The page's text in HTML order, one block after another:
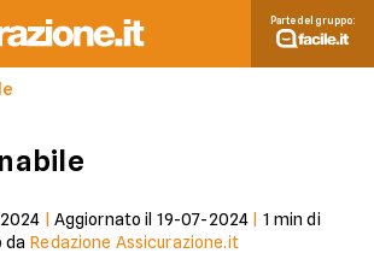
Parte del gruppo:
Aggiornato il 19-07-2024 1 min di
da Redazione Assicurazione.it